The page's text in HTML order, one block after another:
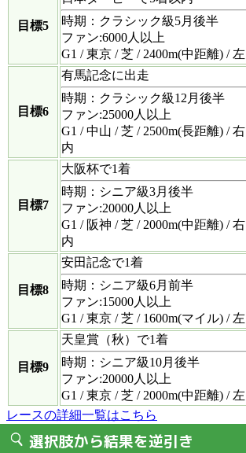
目標5
時期：クラシック級5月後半
ファン:6000人以上
G1 / 東京 / 芝 / 2400m(中距離) / 左
目標6
有馬記念に出走
時期：クラシック級12月後半
ファン:25000人以上
G1 / 中山 / 芝 / 2500m(長距離) / 右
内
目標7
大阪杯で1着
時期：シニア級3月後半
ファン:20000人以上
G1 / 阪神 / 芝 / 2000m(中距離) / 右
内
目標8
安田記念で1着
時期：シニア級6月前半
ファン:15000人以上
G1 / 東京 / 芝 / 1600m(マイル) / 左
目標9
天皇賞（秋）で1着
時期：シニア級10月後半
ファン:20000人以上
G1 / 東京 / 芝 / 2000m(中距離) / 左
レースの詳細一覧はこちら
選択肢から結果を逆引き